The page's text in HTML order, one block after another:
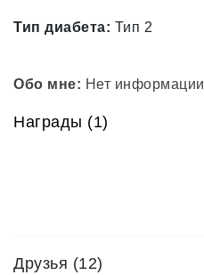
Тип диабета: Тип 2
Обо мне: Нет информации
Награды (1)
Друзья (12)